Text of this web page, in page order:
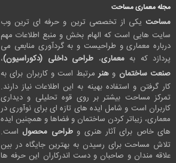
مجله معماری مساحت
مساحت یکی از تخصصی ترین و حرفه ای ترین وب
سایت هایی است که الهام بخش و منبع اطلاعات مهم
درباره معماری و طراحیست و به گردآوری منابعی می
پردازد که بهمعماری، طراحی داخلی (دکوراسیون)،
صنعت ساختمان و هنرمرتبط است و کاربران برای به
کار گرفتن و استفاده بهینه به این اطلاعات نیاز دارند.
تمرکز مساحت بیشتر بر روی قوه تحلیلی و دیداری
کاربران است و شامل ایده های تازه ای برای نوآوری در
معماری، زیباتر کردن ساختمان و فضاها و همچنین ایده
های خاص برای آثار هنری وطراحی محصول است.
تلاش مساحت برای رسیدن به بهترین جایگاه در بین
علاقه مندان و صاحبان و دست اندرکاران این حرفه ها